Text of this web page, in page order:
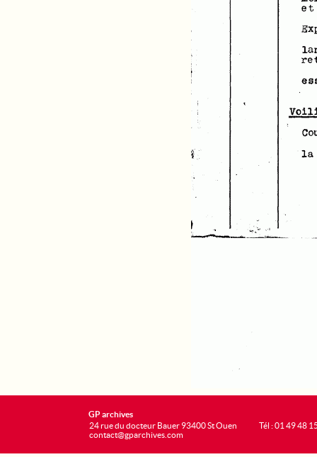
GP archives
24 rue du docteur Bauer 93400 St Ouen
contact@gparchives.com
Tél : 01 49 48